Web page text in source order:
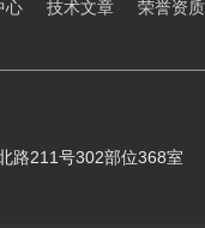
心 技术文章 荣誉资质
路211号302部位368室